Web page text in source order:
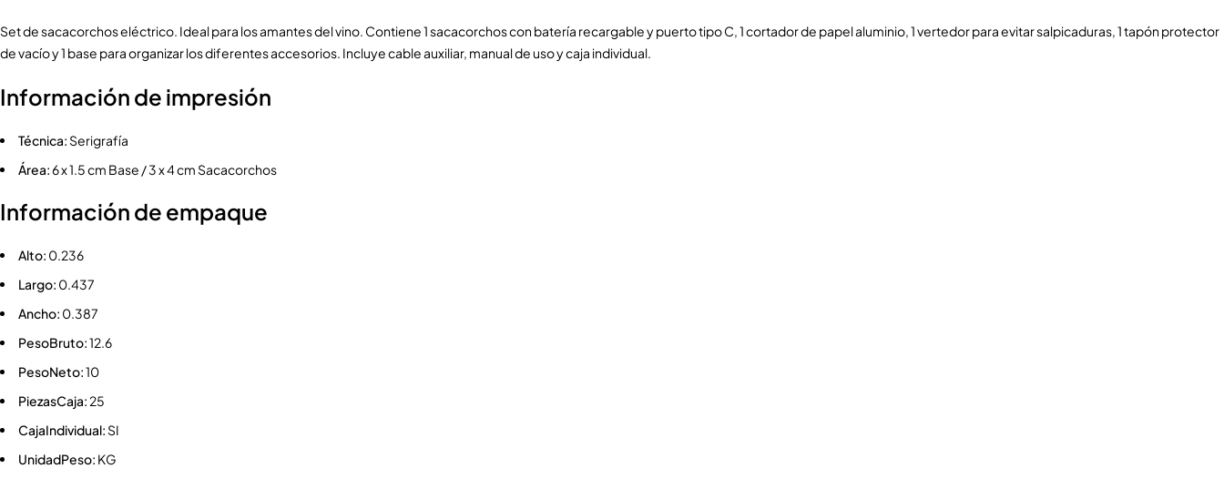
Set de sacacorchos eléctrico. Ideal para los amantes del vino. Contiene 1 sacacorchos con batería recargable y puerto tipo C, 1 cortador de papel aluminio, 1 vertedor para evitar salpicaduras, 1 tapón protector
de vacío y 1 base para organizar los diferentes accesorios. Incluye cable auxiliar, manual de uso y caja individual.
Información de impresión
Técnica: Serigrafía
Área:6 x 1.5 cm Base / 3 x 4 cm Sacacorchos
Información de empaque
Alto: 0.236
Largo: 0.437
Ancho: 0.387
PesoBruto:12.6
PesoNeto:10
PiezasCaja: 25
CajaIndividual: SI
UnidadPeso: KG